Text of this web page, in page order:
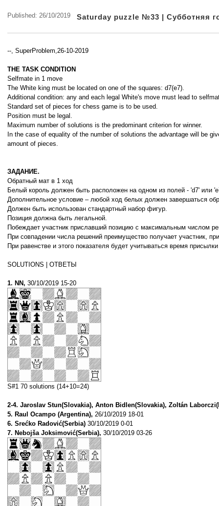
Published: 26/10/2019 Saturday puzzle №33 | Субботняя
--, SuperProblem,26-10-2019
THE TASK CONDITION
Selfmate in 1 move
The White king must be located on one of the squares: d7(e7).
Additional condition: any and each legal White's move must lead to
Standard set of pieces for chess game is to be used.
Position must be legal.
Maximum number of solutions is the predominant criterion for winner.
In the case of equality of the number of solutions the advantage will be
amount of pieces.
ЗАДАНИЕ.
Обратный мат в 1 ход
Белый король должен быть расположен на одном из полей - 'd7' или
Дополнительное условие – любой ход белых должен завершаться
Должен быть использован стандартный набор фигур.
Позиция должна быть легальной.
Побеждает участник приславший позицию с максимальным числом
При совпадении числа решений преимущество получает участник,
При равенстве и этого показателя будет учитываться время
SOLUTIONS | ОТВЕТЫ
1. NN, 30/10/2019 15-20
S#1 70 solutions (14+10=24)
2-4. Jaroslav Stun(Slovakia), Anton Bidlen(Slovakia), Zoltán
5. Raul Ocampo (Argentina), 26/10/2019 18-01
6. Srećko Radović(Serbia) 30/10/2019 0-01
7. Nebojša Joksimović(Serbia), 30/10/2019 03-26